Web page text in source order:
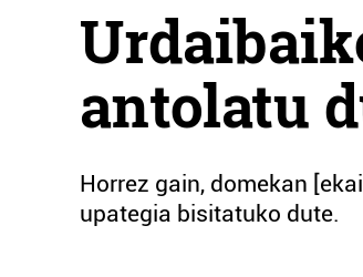
antolatu
Horrez gain, domekan
upategia bisitatuko dute.